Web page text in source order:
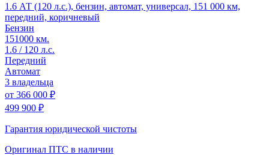
1.6 АТ (120 л.с.), бензин, автомат, универсал, 151 000 км,
передний, коричневый
Бензин
151000 км.
1.6 / 120 л.с.
Передний
Автомат
3 владельца
от 366 000 ₽
499 900 ₽
Гарантия юридической чистоты
Оригинал ПТС в наличии